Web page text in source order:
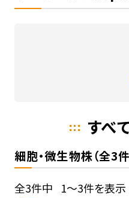
すべ
細胞・微生物株（全3件
全3件中 1～3件を表示